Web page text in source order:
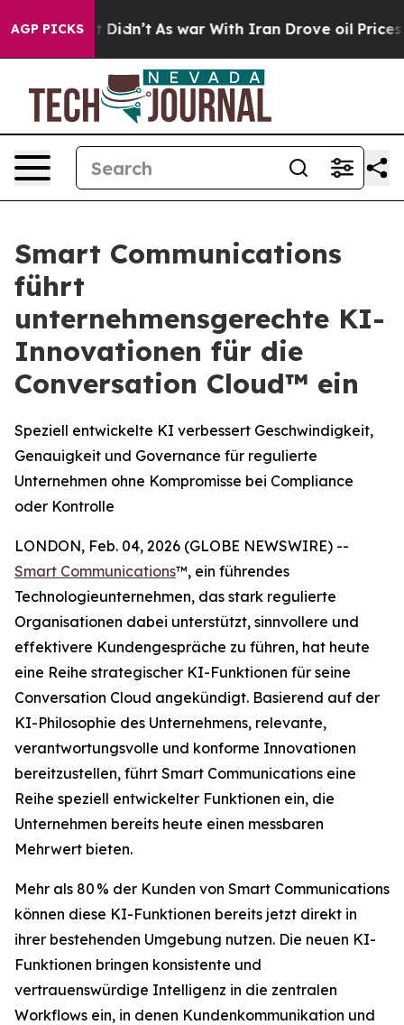
AGP PICKS
it Didn’t As war With Iran Drove oil Prices
Smart Communications
führt
unternehmensgerechte KI-
Innovationen für die
Conversation Cloud™ ein
Speziell entwickelte KI verbessert Geschwindigkeit,
Genauigkeit und Governance für regulierte
Unternehmen ohne Kompromisse bei Compliance
oder Kontrolle
LONDON, Feb. 04, 2026 (GLOBE NEWSWIRE) --
Smart Communications™, ein führendes
Technologieunternehmen, das stark regulierte
Organisationen dabei unterstützt, sinnvollere und
effektivere Kundengespräche zu führen, hat heute
eine Reihe strategischer KI-Funktionen für seine
Conversation Cloud angekündigt. Basierend auf der
KI-Philosophie des Unternehmens, relevante,
verantwortungsvolle und konforme Innovationen
bereitzustellen, führt Smart Communications eine
Reihe speziell entwickelter Funktionen ein, die
Unternehmen bereits heute einen messbaren
Mehrwert bieten.
Mehr als 80 % der Kunden von Smart Communications
können diese KI-Funktionen bereits jetzt direkt in
ihrer bestehenden Umgebung nutzen. Die neuen KI-
Funktionen bringen konsistente und
vertrauenswürdige Intelligenz in die zentralen
Workflows ein, in denen Kundenkommunikation und